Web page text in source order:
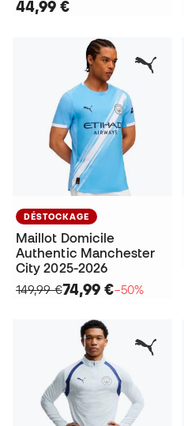
44,99 €
DÉSTOCKAGE
Maillot Domicile
Authentic Manchester
City 2025-2026
149,99 €74,99 €−50%